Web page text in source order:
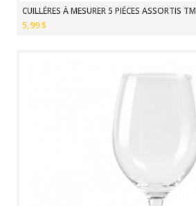
CUILLÈRES À MESURER 5 PIÈCES ASSORTIS TM
5,99 $